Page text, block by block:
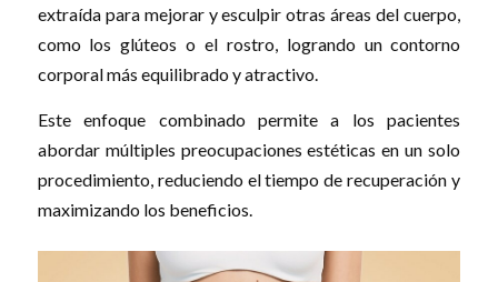
extraída para mejorar y esculpir otras áreas del cuerpo,
como los glúteos o el rostro, logrando un contorno
corporal más equilibrado y atractivo.
Este enfoque combinado permite a los pacientes
abordar múltiples preocupaciones estéticas en un solo
procedimiento, reduciendo el tiempo de recuperación y
maximizando los beneficios.